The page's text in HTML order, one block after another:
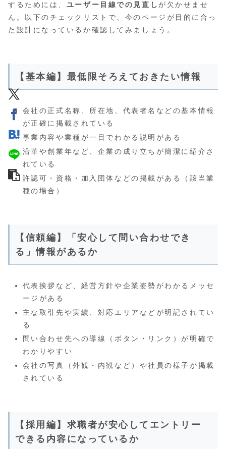
するためには、 ユーザー目線での見直し が欠かせませ
ん。以下のチェックリストで、今のページが目的に合っ
た設計になっているか確認してみましょう。
【基本編】最低限そろえておきたい情報
会社の正式名称、所在地、代表者名などの基本情報
が正確に掲載されている
事業内容や業種が一目でわかる説明がある
沿革や創業年など、企業の成り立ちが簡潔に紹介さ
れている
許認可・資格・加入団体などの掲載がある（該当業
種の場合）
【信頼編】「安心して問い合わせでき
る」情報があるか
代表挨拶など、経営方針や企業姿勢がわかるメッセ
ージがある
主な取引先や実績、対応エリアなどが明記されてい
る
問い合わせ先への導線（ボタン・リンク）が明確で
わかりやすい
会社の写真（外観・内観など）や社員の様子が掲載
されている
【採用編】求職者が安心してエントリー
できる内容になっているか